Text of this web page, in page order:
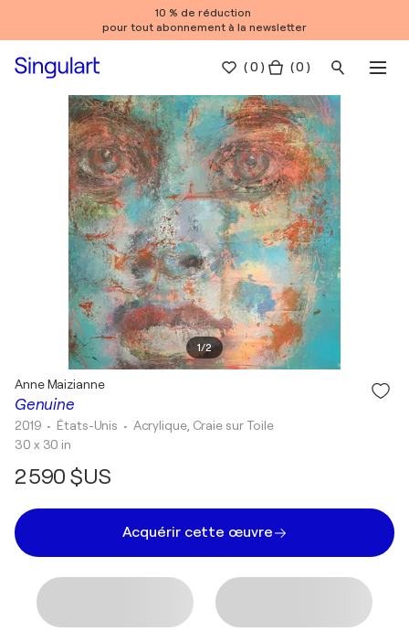
10 % de réduction
pour tout abonnement à la newsletter
(0 ) ( 0 )
1/2
Genuine
Anne Maizianne
2019 • États-Unis • Acrylique, Craie sur Toile
30 x 30 in
2 590 $US
Acquérir cette œuvre